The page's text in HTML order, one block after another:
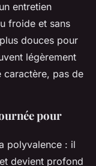
entretien
froide et sans
douces pour
légèrement
caractère, pas de
pour
polyvalence : il
devient profond